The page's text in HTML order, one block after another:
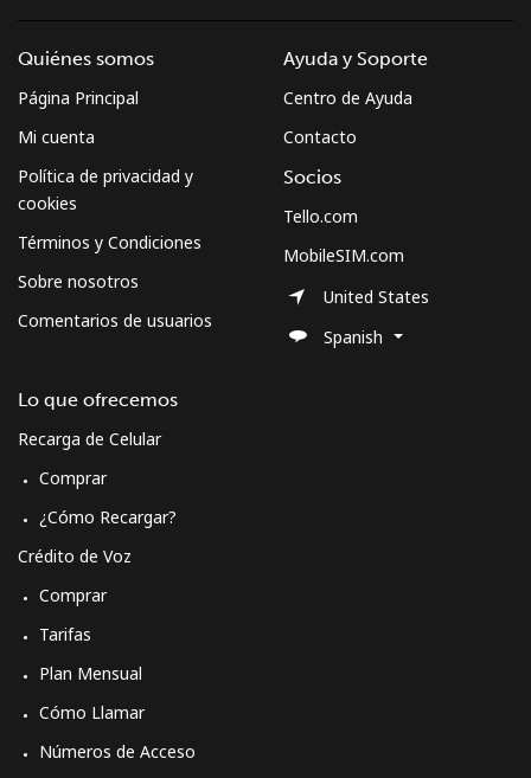
Quiénes somos
Página Principal
Mi cuenta
Política de privacidad y
cookies
Términos y Condiciones
Sobre nosotros
Comentarios de usuarios
Lo que ofrecemos
Recarga de Celular
Comprar
¿Cómo Recargar?
Crédito de Voz
Comprar
Tarifas
Plan Mensual
Cómo Llamar
Números de Acceso
Ayuda y Soporte
Centro de Ayuda
Contacto
Socios
Tello.com
MobileSIM.com
United States
Spanish